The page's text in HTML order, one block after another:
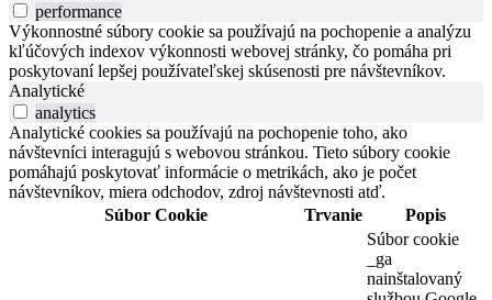
performance
Výkonnostné súbory cookie sa používajú na pochopenie a analýzu
kľúčových indexov výkonnosti webovej stránky, čo pomáha pri
poskytovaní lepšej používateľskej skúsenosti pre návštevníkov.
Analytické
analytics
Analytické cookies sa používajú na pochopenie toho, ako
návštevníci interagujú s webovou stránkou. Tieto súbory cookie
pomáhajú poskytovať informácie o metrikách, ako je počet
návštevníkov, miera odchodov, zdroj návštevnosti atď.
Súbor Cookie
Trvanie
Popis
Súbor cookie
_ga
nainštalovaný